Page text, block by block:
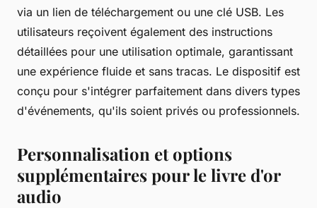
via un lien de téléchargement ou une clé USB. Les
utilisateurs reçoivent également des instructions
détaillées pour une utilisation optimale, garantissant
une expérience fluide et sans tracas. Le dispositif est
conçu pour s'intégrer parfaitement dans divers types
d'événements, qu'ils soient privés ou professionnels.
Personnalisation et options
supplémentaires pour le livre d'or
audio